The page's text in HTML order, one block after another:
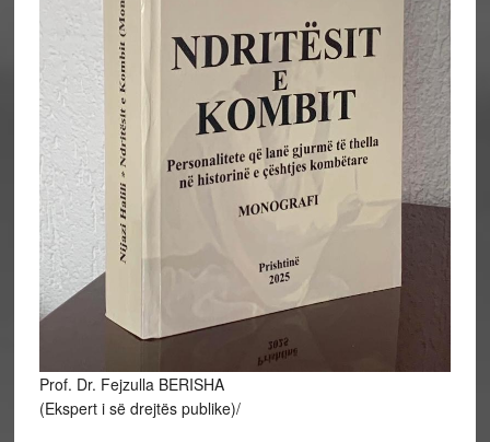
Prof. Dr. Fejzulla BERISHA
(Ekspert i së drejtës publike)/